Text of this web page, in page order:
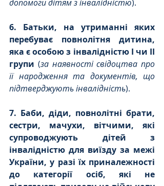
допомоги дітям з інвалідністю).
6. Батьки, на утриманні яких
перебуває повнолітня дитина,
яка є особою з інвалідністю І чи ІІ
групи (за наявності свідоцтва про
її народження та документів, що
підтверджують інвалідність).
7. Баби, діди, повнолітні брати,
сестри, мачухи, вітчими, які
супроводжують дітей з
інвалідністю для виїзду за межі
України, у разі їх приналежності
до категорії осіб, які не